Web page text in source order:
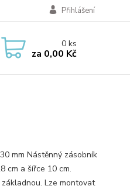
Přihlášení
0ks
za 0,00 Kč
mm Nástěnný zásobník
cm a šířce 10 cm.
Lze montovat